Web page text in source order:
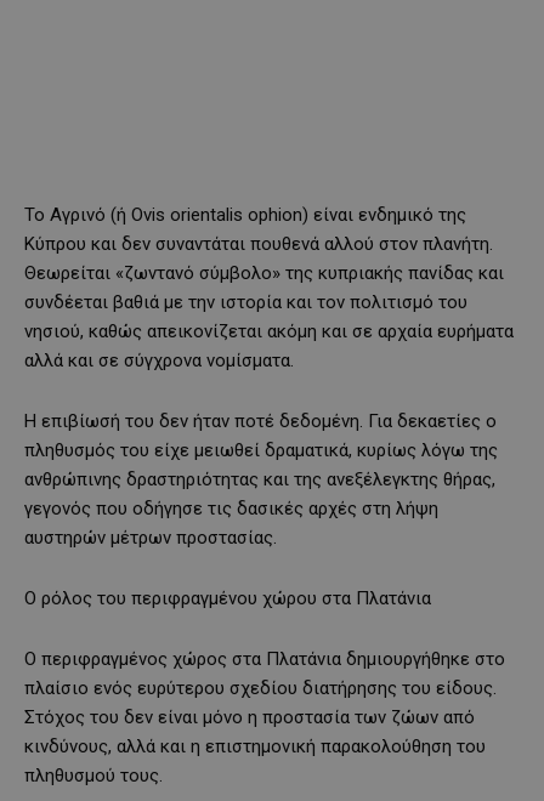
Το Αγρινό (ή Ovis orientalis ophion) είναι ενδημικό της
Κύπρου και δεν συναντάται πουθενά αλλού στον πλανήτη.
Θεωρείται «ζωντανό σύμβολο» της κυπριακής πανίδας και
συνδέεται βαθιά με την ιστορία και τον πολιτισμό του
νησιού, καθώς απεικονίζεται ακόμη και σε αρχαία ευρήματα
αλλά και σε σύγχρονα νομίσματα.
Η επιβίωσή του δεν ήταν ποτέ δεδομένη. Για δεκαετίες ο
πληθυσμός του είχε μειωθεί δραματικά, κυρίως λόγω της
ανθρώπινης δραστηριότητας και της ανεξέλεγκτης θήρας,
γεγονός που οδήγησε τις δασικές αρχές στη λήψη
αυστηρών μέτρων προστασίας.
Ο ρόλος του περιφραγμένου χώρου στα Πλατάνια
Ο περιφραγμένος χώρος στα Πλατάνια δημιουργήθηκε στο
πλαίσιο ενός ευρύτερου σχεδίου διατήρησης του είδους.
Στόχος του δεν είναι μόνο η προστασία των ζώων από
κινδύνους, αλλά και η επιστημονική παρακολούθηση του
πληθυσμού τους.